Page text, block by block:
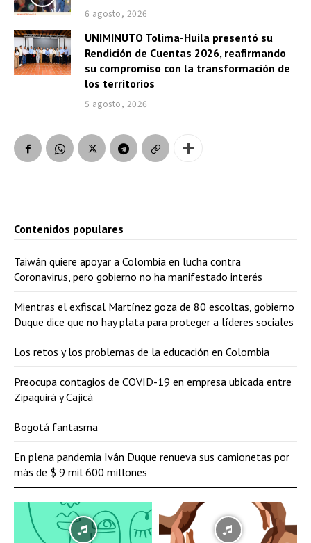
6 agosto, 2026
UNIMINUTO Tolima-Huila presentó su
Rendición de Cuentas 2026, reafirmando
su compromiso con la transformación de
los territorios
5 agosto, 2026
Contenidos populares
Taiwán quiere apoyar a Colombia en lucha contra
Coronavirus, pero gobierno no ha manifestado interés
Mientras el exfiscal Martínez goza de 80 escoltas, gobierno
Duque dice que no hay plata para proteger a líderes sociales
Los retos y los problemas de la educación en Colombia
Preocupa contagios de COVID-19 en empresa ubicada entre
Zipaquirá y Cajicá
Bogotá fantasma
En plena pandemia Iván Duque renueva sus camionetas por
más de $ 9 mil 600 millones